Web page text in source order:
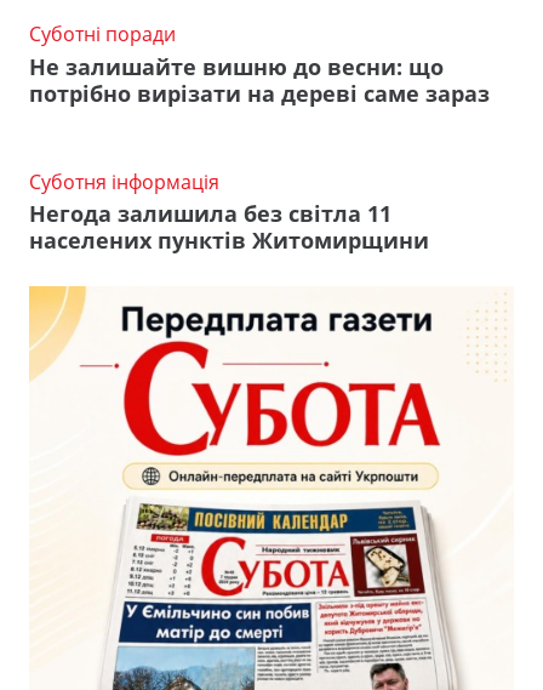
Суботні поради
Не залишайте вишню до весни: що
потрібно вирізати на дереві саме зараз
Суботня інформація
Негода залишила без світла 11
населених пунктів Житомирщини